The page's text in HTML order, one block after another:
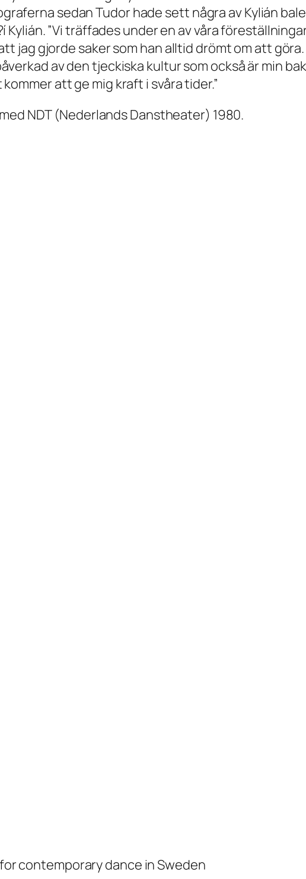
sedan Tudor hade sett några av Kylián
Kylián. ”Vi träffades under en av våra
jag gjorde saker som han alltid drömt om att
av den tjeckiska kultur som också är min
att ge mig kraft i svåra tider.”
NDT (Nederlands Danstheater) 1980.
contemporary dance in Sweden